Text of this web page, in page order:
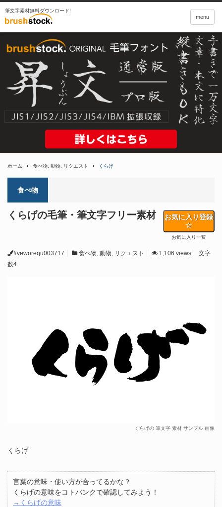
筆文字素材無料ダウンロード!
menu
ホーム 食べ物, 動物, リクエスト くらげ
食べ物
くらげの毛筆・筆文字フリー素材 お気に入り登録
お気に入り一覧
#veworequ003717 食べ物, 動物, リクエスト 1,106 views
文字
数4
くらげの 筆文字 素材 サンプル 画像
くらげ
言葉の意味・使い方が合ってるかな？
くらげの意味をコトバンクで確認してみよう！
→くらげの意味